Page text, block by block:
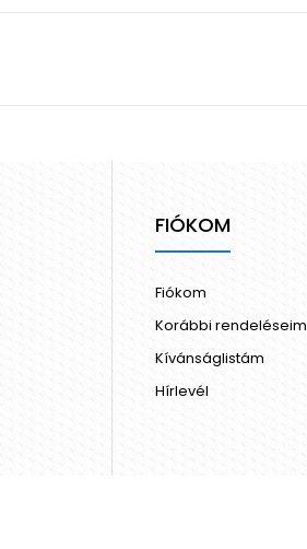
FIÓKOM
Fiókom
Korábbi rendeléseim
Kívánságlistám
Hírlevél